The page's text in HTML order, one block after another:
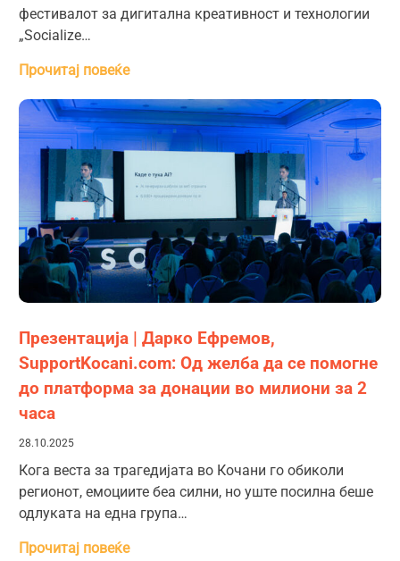
фестивалот за дигитална креативност и технологии
„Socialize…
Прочитај повеќе
Презентација | Дарко Ефремов,
SupportKocani.com: Од желба да се помогне
до платформа за донации во милиони за 2
часа
28.10.2025
Кога веста за трагедијата во Кочани го обиколи
регионот, емоциите беа силни, но уште посилна беше
одлуката на една група…
Прочитај повеќе